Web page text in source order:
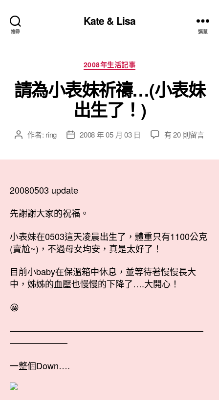
搜尋
Kate & Lisa
選單
分
類
2008年生活記事
請為小表妹祈禱…(小表妹
出生了！)
文 作者: ring
文
期
2008 年 05 月 03 日
在
表
妹
了！)〉
中
有 20 則留言
20080503 update
先謝謝大家的祝福。
小表妹在0503這天凌晨出生了，體重只有1100公克
(賣尬~)，不過母女均安，真是太好了！
目前小baby在保溫箱中休息，並等待著慢慢長大
中，姊姊的血壓也慢慢的下降了….大開心！
😀
——————————————————————
——————–
一整個Down….